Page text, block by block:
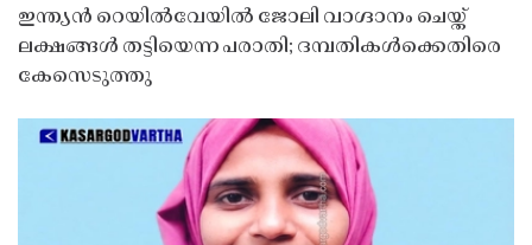
ഇന്ത്യൻ റെയിൽവേയിൽ ജോലി വാഗ്ദാനം ചെയ്ത്
ലക്ഷങ്ങൾ തട്ടിയെന്ന പരാതി; ദമ്പതികൾക്കെതിരെ
കേസെടുത്തു